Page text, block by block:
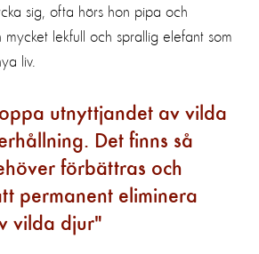
sig, ofta hörs hon pipa och
lekfull och sprallig elefant som
liv.
utnyttjandet av vilda
Det finns så
förbättras och
permanent eliminera
vilda djur